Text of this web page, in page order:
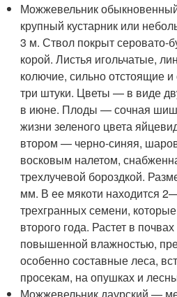
Можжевельник
крупный кустарник или
3 м. Ствол покрыт
корой. Листья игольчатые,
колючие, сильно отстоящие
три штуки. Цветы — в виде
в июне. Плоды — сочная
жизни зеленого цвета
втором — черно-синяя,
восковым налетом,
трехлучевой бороздкой.
мм. В ее мякоти находится
трехгранных семени,
второго года. Растет в
повышенной влажностью,
особенно составные леса,
просекам, на опушках и